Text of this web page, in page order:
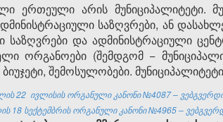
ერთეული არის მუნიციპალიტეტი.
საზღვრები, ან
საზღვრები და ადმინისტრაციული
ორგანოები (შემდგომ −
ბიუჯეტი, შემოსულობები.
22 ივლისის ორგანული კანონი №4087 –
18 სექტემბრის ორგანული კანონი №4965 –